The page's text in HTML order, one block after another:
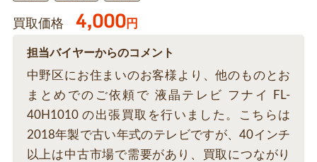
買取価格 4,000円
担当バイヤーからのコメント
中野区にお住まいのお客様より、他のものとお
まとめでのご依頼で 液晶テレビ フナイ FL-
40H1010 の出張買取を行いました。こちらは
2018年製で古い年式のテレビですが、40インチ
以上は中古市場で需要があり、買取につながり